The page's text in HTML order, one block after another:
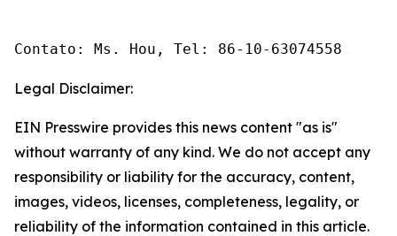
Contato: Ms. Hou, Tel: 86-10-63074558
Legal Disclaimer:
EIN Presswire provides this news content "as is"
without warranty of any kind. We do not accept any
responsibility or liability for the accuracy, content,
images, videos, licenses, completeness, legality, or
reliability of the information contained in this article.